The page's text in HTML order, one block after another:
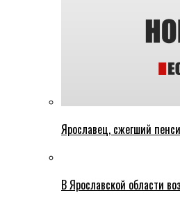
Ярославец, сжегший
В Ярославской области